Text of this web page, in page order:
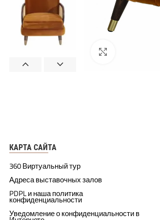
КАРТА САЙТА
360 Виртуальный тур
Адреса выставочных залов
PDPL и наша политика
конфиденциальности
Уведомление о конфиденциальности в